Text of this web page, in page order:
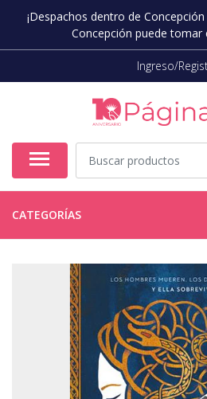
¡Despachos dentro de
Concepción puede tomar
Ingreso/
CATEGORÍAS